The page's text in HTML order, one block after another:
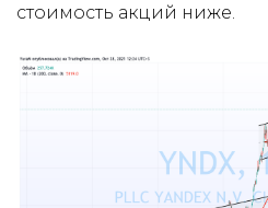
стоимость акций ниже.